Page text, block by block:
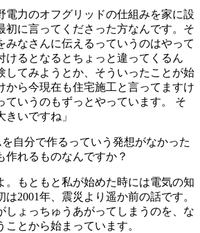
力のオフグリッドの仕組みを家に設
初に言ってくださった方なんです。そ
みなさんに伝えるっていうのはやって
けるとなるとちょっと違ってくるん
してみようとか、そういったことが始
から今現在も住宅施工と言ってますけ
ていうのもずっとやっています。 そ
いですね」
自分で作るっていう発想がなかった
作れるものなんですか？
。もともと私が始めた時には電気の知
2001年、震災より遥か前の話です。
しょっちゅうあがってしまうのを、な
とから始まっています。